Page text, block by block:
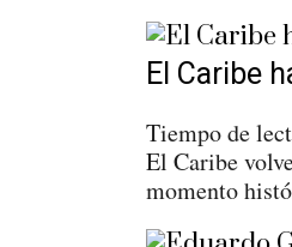
El Caribe
Tiempo de
El Caribe
momento